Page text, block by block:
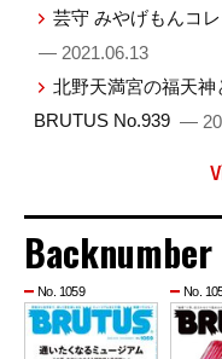
芸守 みやげもんコ
— 2021.06.13
北野天満宮の福天
BRUTUS No.939 —
Backnumber
No. 1059 No.